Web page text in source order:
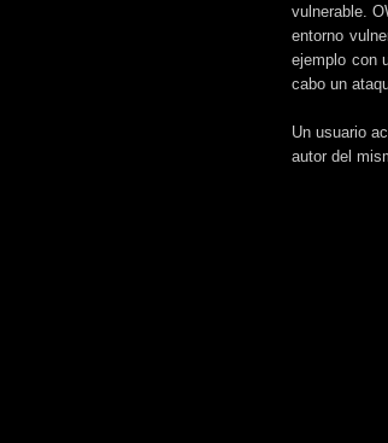
vulnerable.
entorno
ejemplo con
cabo un
Un usuario
autor del